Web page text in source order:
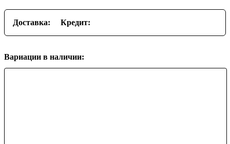
Доставка: Кредит:
Вариации в наличии: